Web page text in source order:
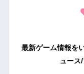
最新ゲーム情報を
ュース